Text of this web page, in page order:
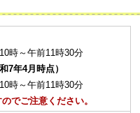
時～午前11時30分
7年4月時点）
時～午前11時30分
でご注意ください。